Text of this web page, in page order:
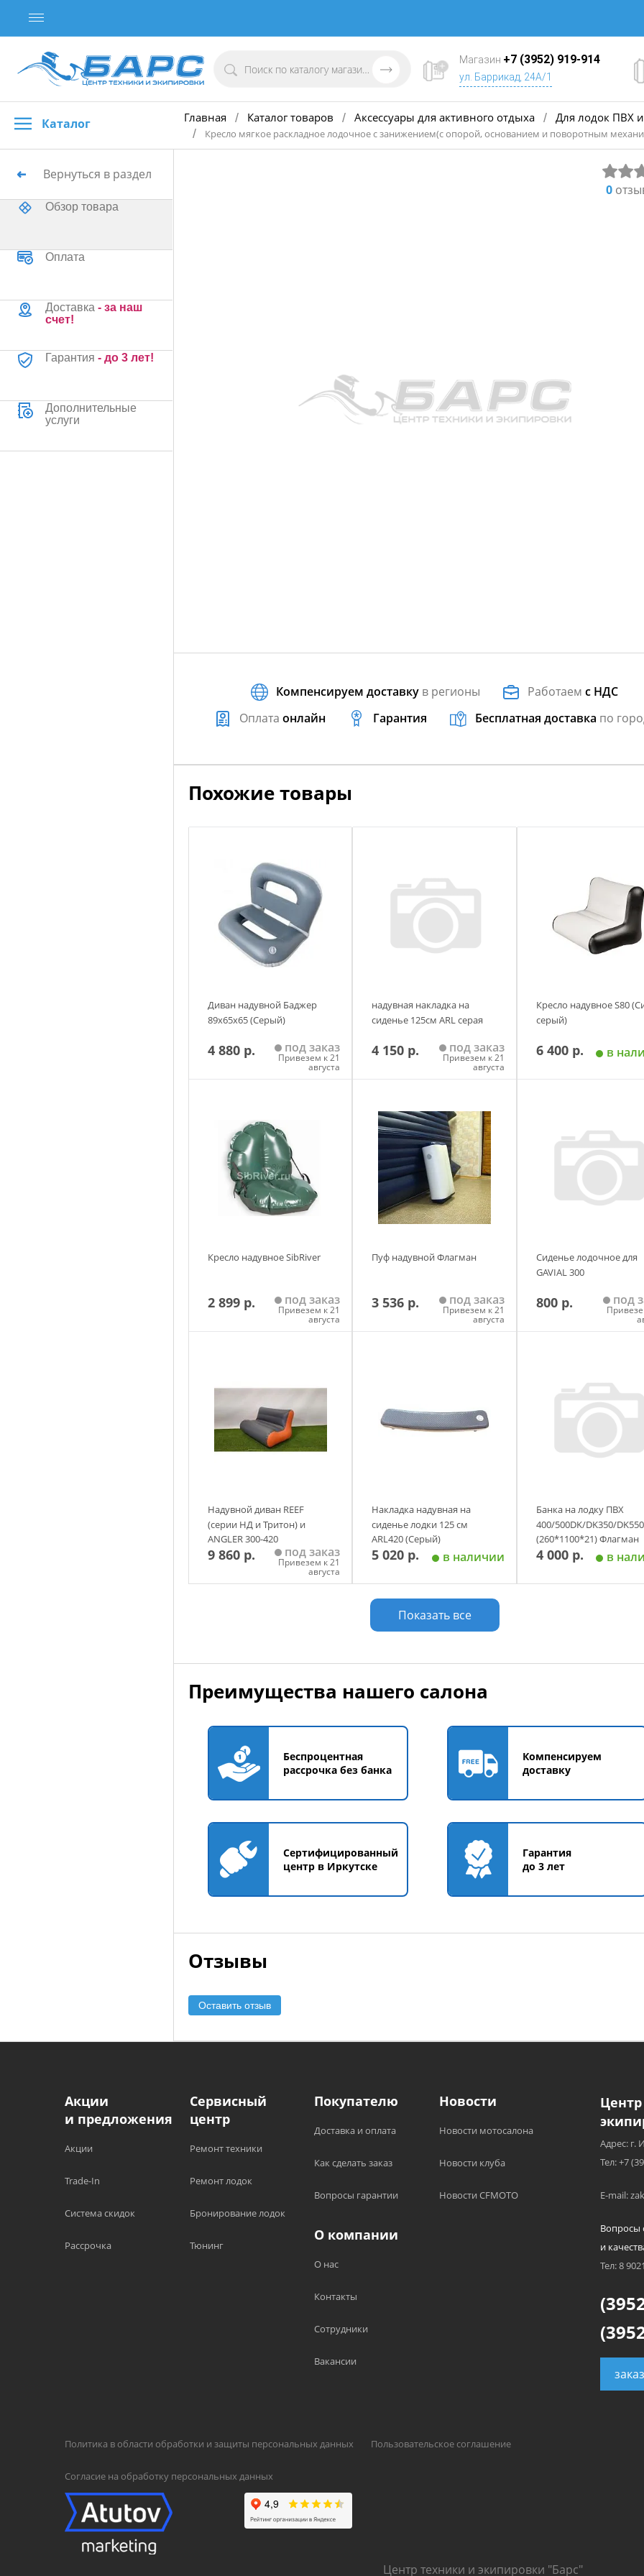
Магазин +7 (3952) 919-914
ул. Баррикад, 24А/1
Каталог Главная / Каталог товаров / Аксессуары для активного отдыха / Для лодок ПВХ
/
Кресло мягкое раскладное лодочное с занижением(с опорой, основанием и поворотным
Вернуться в раздел
Обзор товара
Оплата
Доставка - за наш
счет!
Гарантия - до 3 лет!
Дополнительные
услуги
0
Компенсируем доставку в регионы Работаемс НДС
Оплата онлайн Гарантия Бесплатная доставка по
Похожие товары
Диван надувной Баджер
89х65х65 (Серый)
4 880 р. под заказ
Привезем к 21
августа
надувная накладка на
сиденье 125см ARL серая
4 150 р. под заказ
Привезем к 21
августа
Кресло надувное S80
серый)
6 400 р. в
Кресло надувное SibRiver
2 899 р. под заказ
Привезем к 21
августа
Пуф надувной Флагман
3 536 р. под заказ
Привезем к 21
августа
Сиденье лодочное для
GAVIAL 300
800 р. под
Надувной диван REEF
(серии НД и Тритон) и
ANGLER 300-420
9 860 р. под заказ
Привезем к 21
августа
Накладка надувная на
сиденье лодки 125 см
ARL420 (Серый)
5 020 р. в наличии
Добавить в корзину
Банка на лодку ПВХ
400/500DK/DK350/DK550
(260*1100*21) Флагман
4 000 р. в
Показать все
Преимущества нашего салона
Беспроцентная
рассрочка без банка
Компенсируем
доставку
Сертифицированный
центр в Иркутске
Гарантия
до 3 лет
Отзывы
Оставить отзыв
Акции
и предложения
Акции
Trade-In
Система скидок
Рассрочка
Сервисный
центр
Ремонт техники
Ремонт лодок
Бронирование лодок
Тюнинг
Покупателю
Доставка и оплата
Как сделать заказ
Вопросы гарантии
Новости
Новости мотосалона
Новости клуба
Новости CFMOTO
О компании
О нас
Контакты
Сотрудники
Вакансии
Политика в области обработки и защиты персональных данных Пользовательское соглашение
Согласие на обработку персональных данных
Адрес: г.
Тел: +7
E-mail:
Вопросы
и
Тел: 8
Центр техники и экипировки "Барс"